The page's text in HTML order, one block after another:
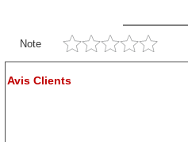
Note
Avis Clients